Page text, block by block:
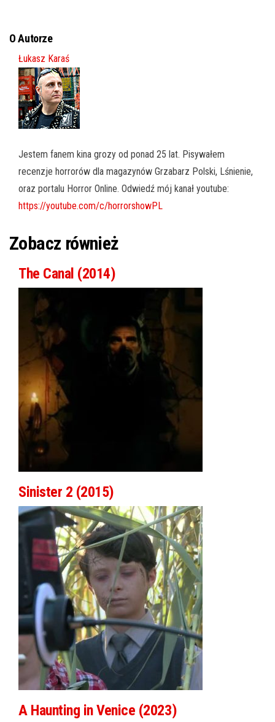
O Autorze
Łukasz Karaś
Jestem fanem kina grozy od ponad 25 lat. Pisywałem
recenzje horrorów dla magazynów Grzabarz Polski, Lśnienie,
oraz portalu Horror Online. Odwiedź mój kanał youtube:
https://youtube.com/c/horrorshowPL
Zobacz również
The Canal (2014)
Sinister 2 (2015)
A Haunting in Venice (2023)